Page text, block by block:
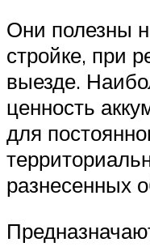
Они полезны
стройке, при
выезде.
ценность
для
разнесенных